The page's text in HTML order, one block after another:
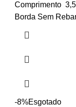
Comprimento
Borda Sem
-8%Esgotado